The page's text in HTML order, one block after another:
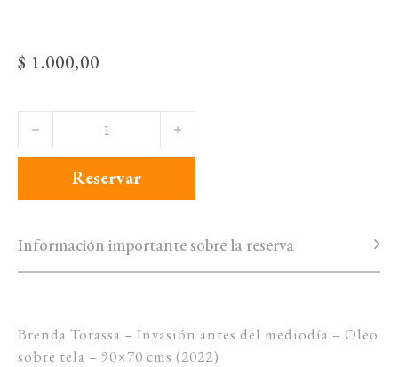
$ 1.000,00
Invasión antes del mediodía - Brenda Torassa cantidad
Reservar
Información importante sobre la reserva
Brenda Torassa – Invasión antes del mediodía – Oleo
sobre tela – 90×70 cms (2022)